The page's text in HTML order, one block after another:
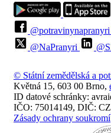
@potravinynapranyri
@NaPranyri
© Státní zemědělská a
Květná 15, 603 00 Brno,
ID datové schránky:
IČO: 75014149, DIČ:
Zásady ochrany soukromí